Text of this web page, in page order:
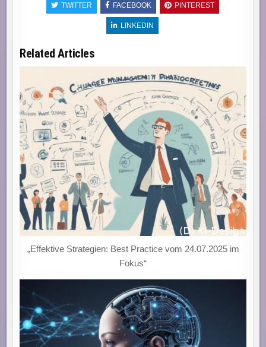
TWITTER FACEBOOK PINTEREST
LINKEDIN
Related Articles
„Effektive Strategien: Best Practice vom 24.07.2025 im
Fokus“